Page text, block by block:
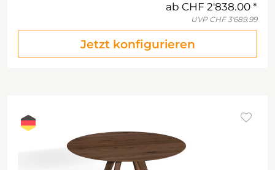
ab CHF 2'838.00
UVP CHF 3'689.99
Jetzt konfigurieren